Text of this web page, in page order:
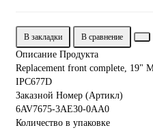
В закладки В сравнение
Описание Продукта
Replacement front complete, 19"
IPC677D
Заказной Номер (Артикл)
6AV7675-3AE30-0AA0
Количество в упаковке